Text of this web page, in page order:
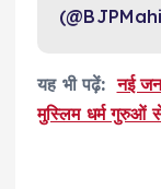
यह भी पढ़ें:नई
मुस्लिम धर्म गुरुओं